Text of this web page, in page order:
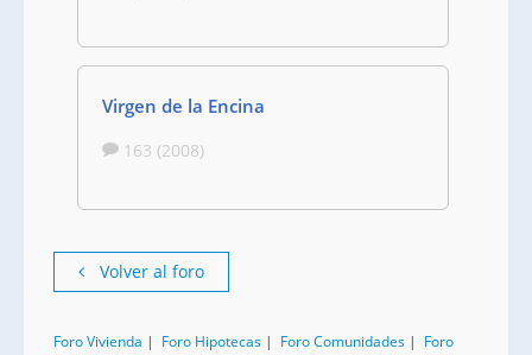
Virgen de la Encina
163 (2008)
Volver al foro
Foro Vivienda | Foro Hipotecas | Foro Comunidades | Foro